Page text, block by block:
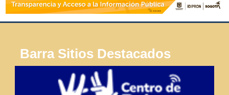
Barra Sitios Destacados